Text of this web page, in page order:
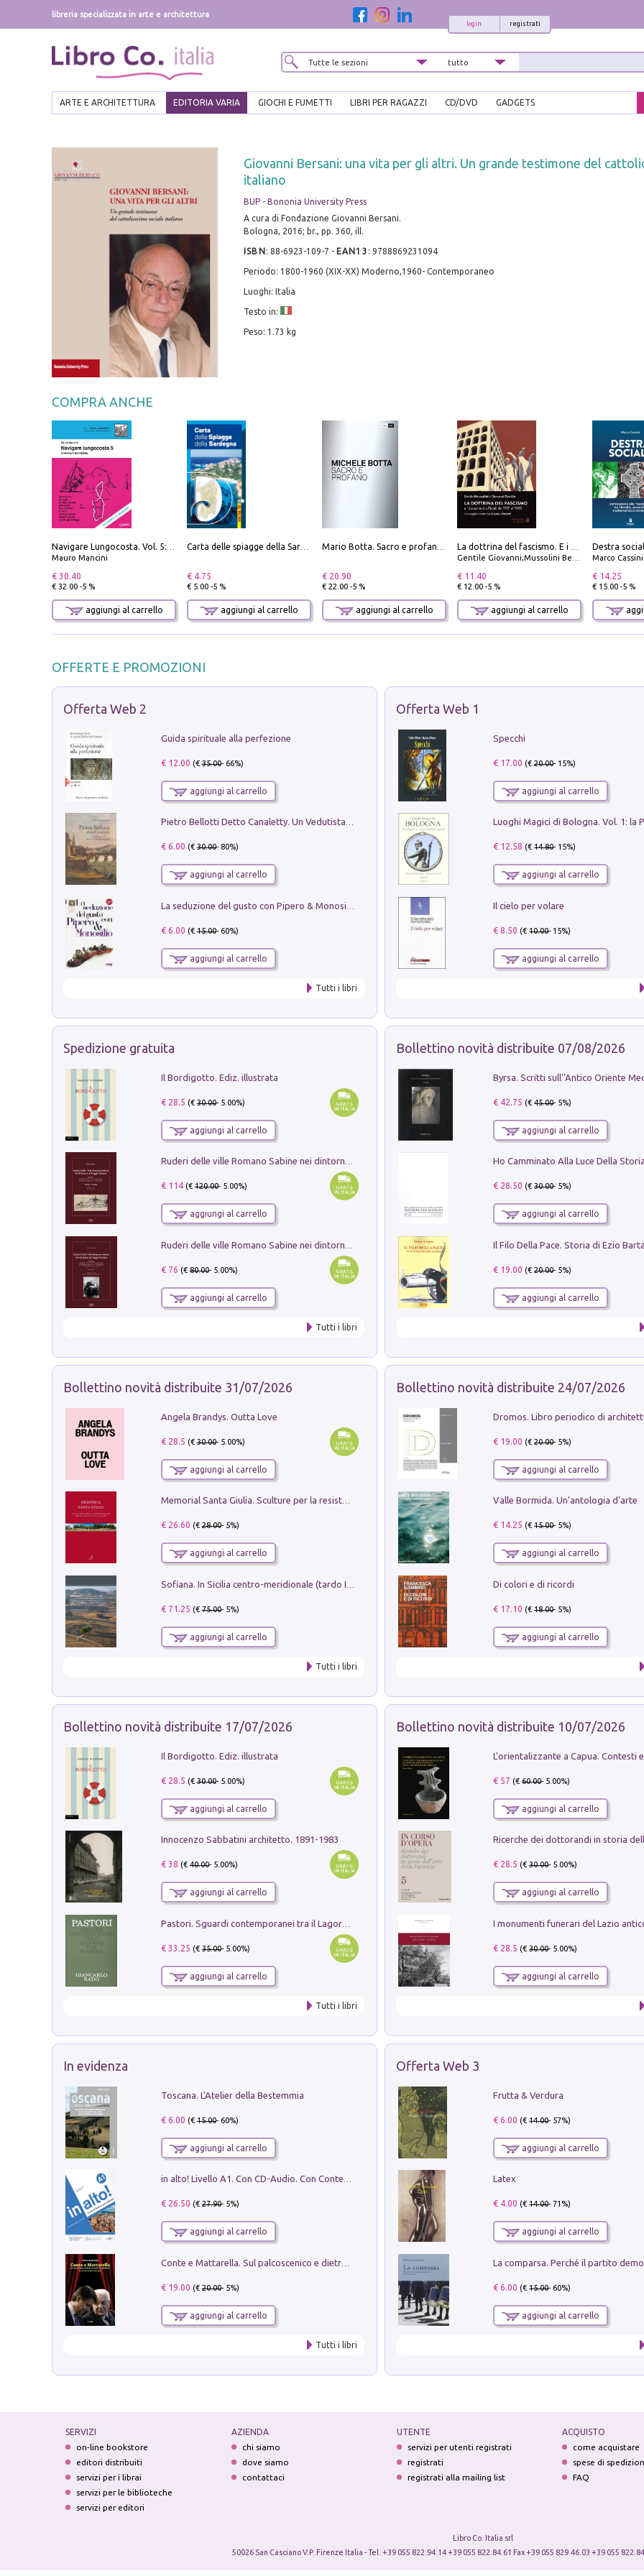
libreria specializzata in arte e architettura
registrati
login
ARTE E ARCHITETTURA EDITORIA VARIA GIOCHI E FUMETTI LIBRI PER RAGAZZI CD/DVD GADGETS
Giovanni Bersani: una vita per gli altri. Un grande testimone del
italiano
BUP - Bononia University Press
A cura di Fondazione Giovanni Bersani.
Bologna, 2016; br., pp. 360, ill.
ISBN : 88-6923-109-7 - EAN13 : 9788869231094
Periodo: 1800-1960 (XIX-XX) Moderno,1960- Contemporaneo
Luoghi: Italia
Testo in:
Peso: 1.73 kg
COMPRA ANCHE
Navigare Lungocosta. Vol. 5: Corsica e Sardegna
Mauro Mancini
€ 30.40
€ 32.00 -5 %
aggiungi al carrello
Carta delle spiagge della Sardegna. Con custodia
€ 4.75
€ 5.00 -5 %
aggiungi al carrello
Mario Botta. Sacro e profano-Sacred and profane
€ 20.90
€ 22.00 -5 %
aggiungi al carrello
La dottrina del fascismo. E i documenti ufficiali dal 1919 al 1945
Gentile Giovanni;Mussolini Benito
€ 11.40
€ 12.00 -5 %
aggiungi al carrello
Marco Cassini
€ 14.25
€ 15.00 -5 %
OFFERTE E PROMOZIONI
Offerta Web 2
Guida spirituale alla perfezione
€ 12.00 (€35.00- 66%)
aggiungi al carrello
Pietro Bellotti Detto Canaletty. Un Vedutista Veneziano nella Francia dell'Ancien Régime
€ 6.00 (€30.00- 80%)
aggiungi al carrello
€ 6.00 (€15.00- 60%)
aggiungi al carrello
Tutti i libri
Offerta Web 1
Specchi
€ 17.00 (€20.00- 15%)
aggiungi al carrello
€ 12.58 (€14.80- 15%)
aggiungi al carrello
Il cielo per volare
€ 8.50 (€10.00- 15%)
aggiungi al carrello
Spedizione gratuita
Il Bordigotto. Ediz. illustrata
€ 28.5 (€30.00- 5.00%)
aggiungi al carrello
Ruderi delle ville Romano Sabine nei dintorni di Poggio Mirteto. Illustrati dal dott.re prof.re cav.re Ercole Nardi regio ispettore degli scavi e monumenti. Anno 1885. Tavole e studio. Con 25 tavole fuori testo in cartella editoriale
€ 114(€120.00- 5.00%)
aggiungi al carrello
€ 76 (€80.00- 5.00%)
aggiungi al carrello
Tutti i libri
Bollettino novità distribuite 07/08/2026
€ 42.75 (€45.00- 5%)
aggiungi al carrello
€ 28.50 (€30.00- 5%)
aggiungi al carrello
€ 19.00 (€20.00- 5%)
aggiungi al carrello
Bollettino novità distribuite 31/07/2026
Angela Brandys. Outta Love
€ 28.5 (€30.00- 5.00%)
aggiungi al carrello
Memorial Santa Giulia. Sculture per la resistenza Monchio di Palagano
€ 26.60 (€28.00- 5%)
aggiungi al carrello
€ 71.25 (€75.00- 5%)
aggiungi al carrello
Tutti i libri
Bollettino novità distribuite 24/07/2026
€ 19.00 (€20.00- 5%)
aggiungi al carrello
Valle Bormida. Un'antologia d'arte
€ 14.25 (€15.00- 5%)
aggiungi al carrello
Di colori e di ricordi
€ 17.10 (€18.00- 5%)
aggiungi al carrello
Bollettino novità distribuite 17/07/2026
Il Bordigotto. Ediz. illustrata
€ 28.5 (€30.00- 5.00%)
aggiungi al carrello
Innocenzo Sabbatini architetto. 1891-1983
€ 38 (€40.00- 5.00%)
aggiungi al carrello
Pastori. Sguardi contemporanei tra il Lagorai e la pianura. Ediz. illustrata
€ 33.25 (€35.00- 5.00%)
aggiungi al carrello
Tutti i libri
Bollettino novità distribuite 10/07/2026
€ 57 (€60.00- 5.00%)
aggiungi al carrello
€ 28.5 (€30.00- 5.00%)
aggiungi al carrello
€ 28.5 (€30.00- 5.00%)
aggiungi al carrello
In evidenza
Toscana. L'Atelier della Bestemmia
€ 6.00 (€15.00- 60%)
aggiungi al carrello
in alto! Livello A1. Con CD-Audio. Con Contenuto digitale per accesso on line
€ 26.50 (€27.90- 5%)
aggiungi al carrello
Conte e Mattarella. Sul palcoscenico e dietro le quinte del Quirinale. Un racconto sulle istituzioni
€ 19.00 (€20.00- 5%)
aggiungi al carrello
Tutti i libri
Offerta Web 3
Frutta & Verdura
€ 6.00 (€14.00- 57%)
aggiungi al carrello
Latex
€ 4.00 (€14.00- 71%)
aggiungi al carrello
€ 6.00 (€15.00- 60%)
aggiungi al carrello
SERVIZI
on-line bookstore
editori distribuiti
servizi per i librai
servizi per le biblioteche
servizi per editori
AZIENDA
chi siamo
dove siamo
contattaci
UTENTE
servizi per utenti registrati
registrati
registrati alla mailing list
ACQUISTO
come acquistare
spese di
FAQ
Libro Co. Italia srl
50026 San Casciano V.P. Firenze Italia - Tel. +39 055 822.94.14 +39 055 822.84.61 Fax +39 055 829.46.03 +39 055